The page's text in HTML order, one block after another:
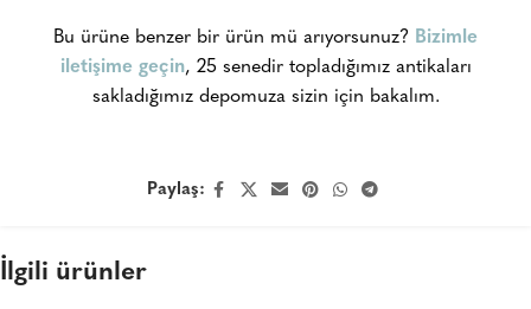
Bu ürüne benzer bir ürün mü arıyorsunuz? Bizimle
iletişime geçin, 25 senedir topladığımız antikaları
sakladığımız depomuza sizin için bakalım.
Paylaş:
İlgili ürünler